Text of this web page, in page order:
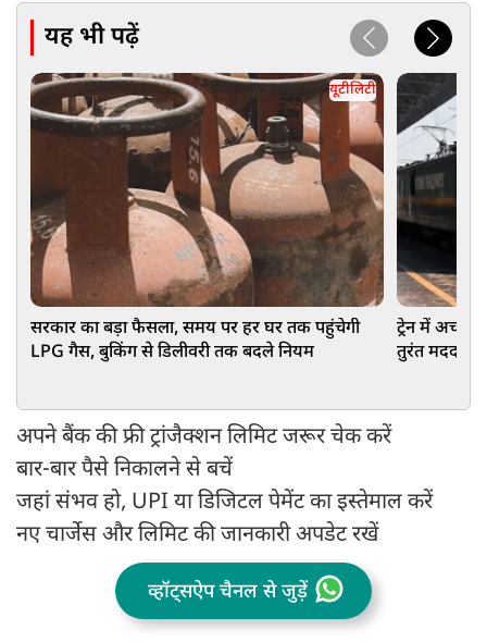
यह भी पढ़ें
यूटीलिटी
सरकार का बड़ा फैसला, समय पर हर घर तक पहुंचेगी
LPG गैस, बुकिंग से डिलीवरी तक बदले नियम
ट्रेन में
तुरंत मदद,
अपने बैंक की फ्री ट्रांजैक्शन लिमिट जरूर चेक करें
बार-बार पैसे निकालने से बचें
जहां संभव हो, UPI या डिजिटल पेमेंट का इस्तेमाल करें
नए चार्जेस और लिमिट की जानकारी अपडेट रखें
व्हॉट्सऐप चैनल से जुड़ें